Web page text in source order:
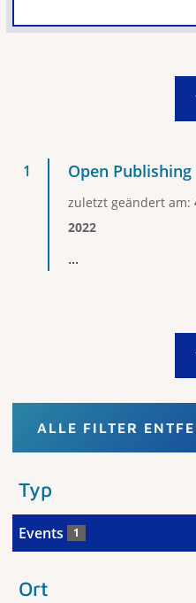
Open Publishing
zuletzt geändert am:
2022
...
ALLE FILTER
Typ
Events 1
Ort